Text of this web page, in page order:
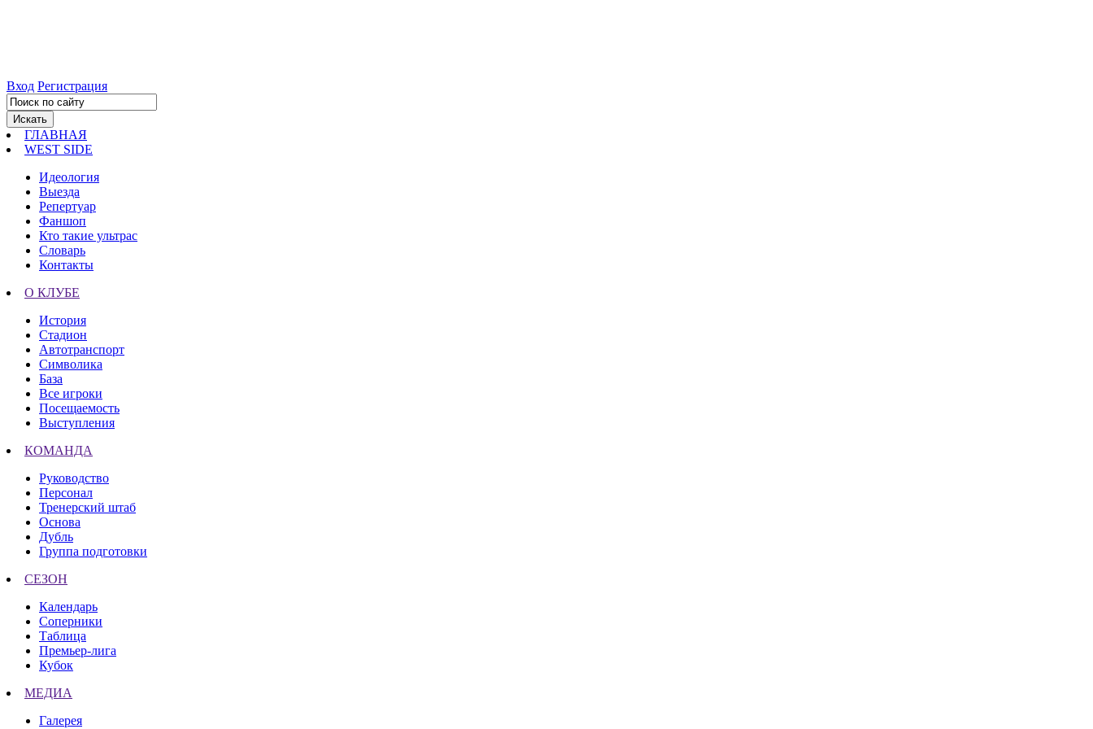
Вход Регистрация
ГЛАВНАЯ
WEST SIDE
Идеология
Выезда
Репертуар
Фаншоп
Кто такие ультрас
Словарь
Контакты
О КЛУБЕ
История
Стадион
Автотранспорт
Символика
База
Все игроки
Посещаемость
Выступления
КОМАНДА
Руководство
Персонал
Тренерский штаб
Основа
Дубль
Группа подготовки
СЕЗОН
Календарь
Соперники
Таблица
Премьер-лига
Кубок
МЕДИА
Галерея